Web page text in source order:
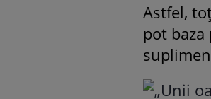
Astfel,
pot